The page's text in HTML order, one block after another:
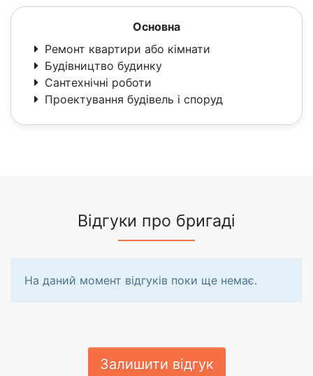
Основна
Ремонт квартири або кімнати
Будівництво будинку
Сантехнічні роботи
Проектування будівель і споруд
Відгуки про бригаді
На даний момент відгуків поки ще немає.
Залишити відгук